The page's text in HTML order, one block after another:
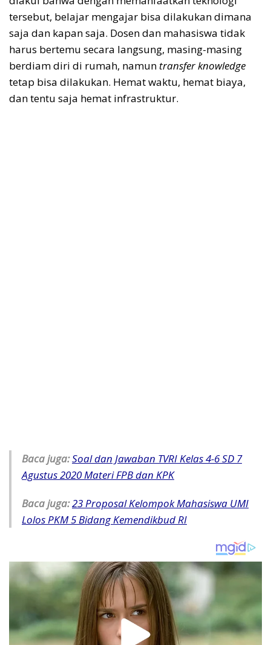
tersebut, belajar mengajar bisa dilakukan dimana
saja dan kapan saja. Dosen dan mahasiswa tidak
harus bertemu secara langsung, masing-masing
berdiam diri di rumah, namun transfer knowledge
tetap bisa dilakukan. Hemat waktu, hemat biaya,
dan tentu saja hemat infrastruktur.
Baca juga:Soal dan Jawaban TVRI Kelas 4-6 SD 7
Agustus 2020 Materi FPB dan KPK
Baca juga:23 Proposal Kelompok Mahasiswa UMI
Lolos PKM 5 Bidang Kemendikbud RI